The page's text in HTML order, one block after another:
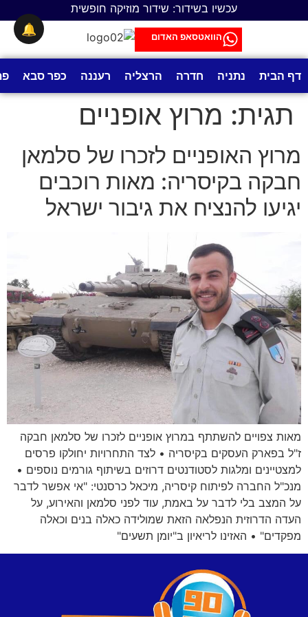
עכשיו בשידור: שידור מוזיקה חופשית
הוואטסאפ האדום
דף הבית נתניה חדרה הרצליה רעננה כפר סבא
תגית: מרוץ אופניים
מרוץ האופניים לזכרו של סלמאן
חבקה בקיסריה: מאות רוכבים
יגיעו להנציח את גיבור ישראל
מאות צפויים להשתתף במרוץ אופניים לזכרו של סלמאן חבקה
ז"ל בפארק העסקים בקיסריה • לצד התחרויות יחולקו פרסים
למצטיינים ומלגות לסטודנטים דרוזים בשיתוף גורמים נוספים •
מנכ"ל החברה לפיתוח קיסריה, מיכאל כרסנטי: "אי אפשר לדבר
על המצב בלי לדבר על באמת, עוד לפני סלמאן והאירוע, על
העדה הדרוזית הנפלאה הזאת שמולידה כאלה בנים וכאלה
מפקדים" • האזינו לריאיון ב"יומן תשעים"
🔔